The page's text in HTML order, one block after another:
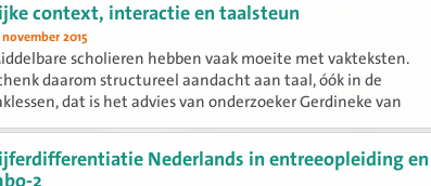
context, interactie en taalsteun
november 2015
scholieren hebben vaak moeite met vakteksten.
daarom structureel aandacht aan taal, óók in de
dat is het advies van onderzoeker Gerdineke van
In het onderwijsvakblad Didactief legt zij in drie
uit hoe...
Nederlands in entreeopleiding en